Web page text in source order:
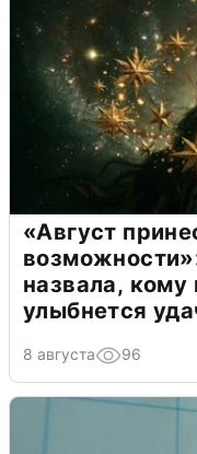
«Август
назвала, кому
улыбнется
8 августа 96